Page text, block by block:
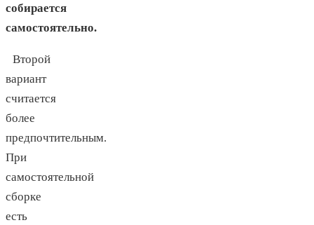
собирается
самостоятельно.
Второй
вариант
считается
более
предпочтительным.
При
самостоятельной
сборке
есть